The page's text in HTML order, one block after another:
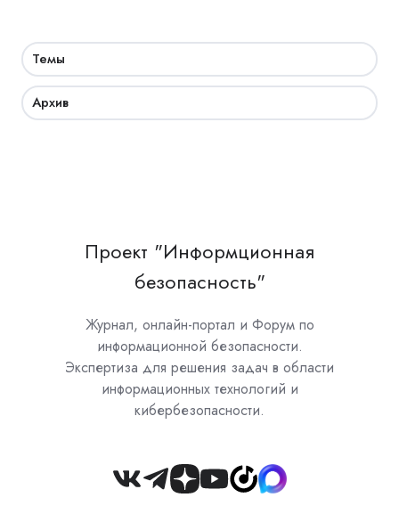
Темы
Архив
Проект "Информционная
безопасность"
Журнал, онлайн-портал и Форум по
информационной безопасности.
Экспертиза для решения задач в области
информационных технологий и
кибербезопасности.
Join